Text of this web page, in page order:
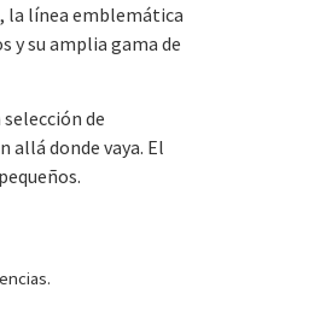
la línea emblemática
y su amplia gama de
de
allá donde vaya. El